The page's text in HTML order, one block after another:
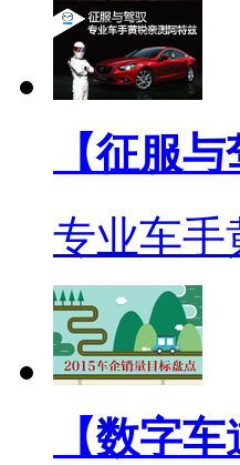
【征服与
专业车手
【数字车